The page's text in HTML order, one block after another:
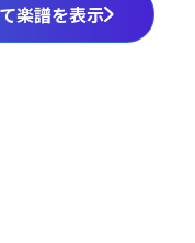
楽譜を表示